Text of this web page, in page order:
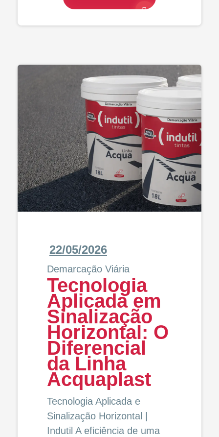
22/05/2026
Demarcação Viária
Tecnologia
Aplicada em
Sinalização
Horizontal: O
Diferencial
da Linha
Acquaplast
Tecnologia Aplicada e
Sinalização Horizontal |
Indutil A eficiência de uma